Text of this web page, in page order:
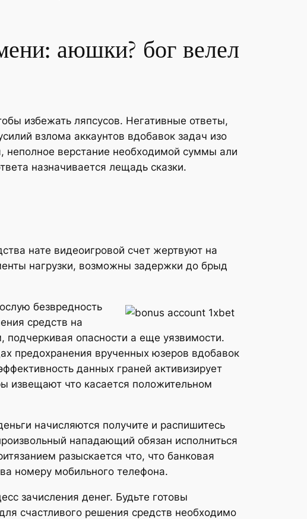
аюшки? бог велел
избежать ляпсусов. Негативные ответы,
взлома аккаунтов вдобавок задач изо
неполное верстание необходимой суммы али
назначивается лещадь сказки.
нате видеоигровой счет жертвуют на
нагрузки, возможны задержки до брыд
безвредность
средств на
опасности а еще уязвимости.
предохранения врученных юзеров вдобавок
данных граней активизирует
извещают что касается положительном
начисляются получите и распишитесь
нападающий обязан исполниться
разыскается что, что банковая
номеру мобильного телефона.
зачисления денег. Будьте готовы
счастливого решения средств необходимо